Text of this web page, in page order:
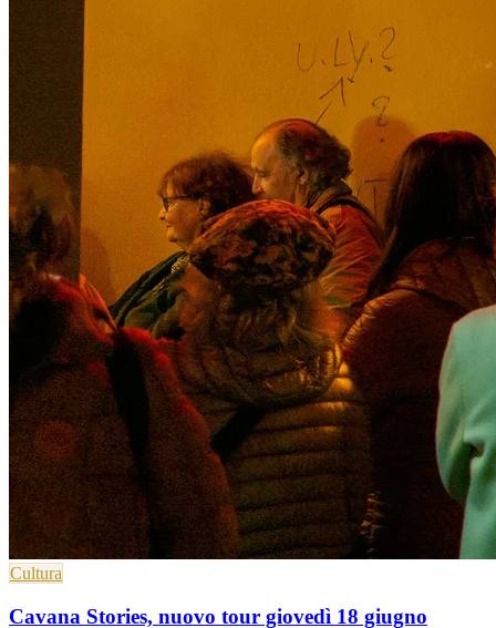
Cultura
Cavana Stories, nuovo tour giovedì 18 giugno